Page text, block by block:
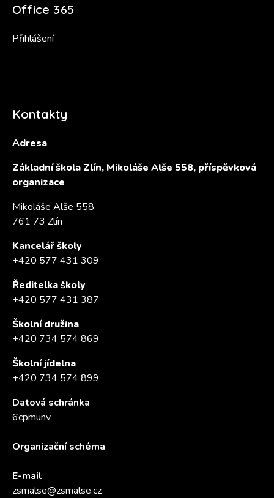
Office 365
Přihlášení
Kontakty
Adresa
Základní škola Zlín, Mikoláše Alše 558, příspěvková
organizace
Mikoláše Alše 558
761 73 Zlín
Kancelář školy
+420 577 431 309
Ředitelka školy
+420 577 431 387
Školní družina
+420 734 574 869
Školní jídelna
+420 734 574 899
Datová schránka
6cpmunv
Organizační schéma
E-mail
zsmalse@zsmalse.cz